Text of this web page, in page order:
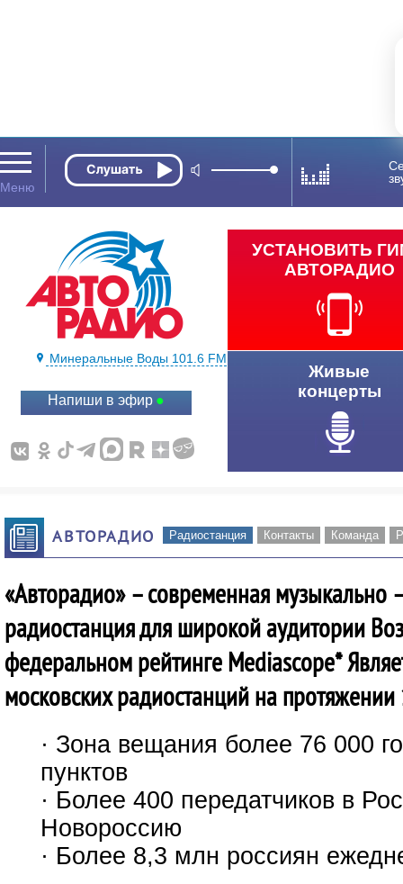
Минеральные Воды 101.6 FM
Напиши в эфир
УСТАНОВИТЬ
АВТОРАДИО
Живые
концерты
АВТОРАДИО Радиостанция Контакты Команда
«Авторадио» – современная
радиостанция для широкой аудитории
федеральном рейтинге Mediascope*
московских радиостанций на протяжении
· Зона вещания более 76 000
пунктов
· Более 400 передатчиков в
Новороссию
· Более 8,3 млн россиян